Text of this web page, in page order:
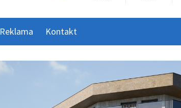
Reklama Kontakt